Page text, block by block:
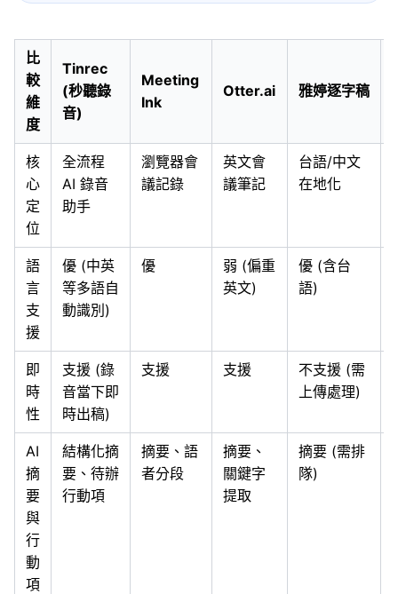
比
較
維
度
Tinrec
(秒聽錄
音)
Meeting
Ink
Otter.ai 雅婷逐字稿
核
心
定
位
全流程
AI 錄音
助手
瀏覽器會
議記錄
英文會
議筆記
台語/中文
在地化
語
言
支
援
優 (中英
等多語自
動識別)
優
弱 (偏重
英文)
優 (含台
語)
即
時
性
支援 (錄
音當下即
時出稿)
支援 支援
不支援 (需
上傳處理)
AI
摘
要
與
行
動
項
結構化摘
要、待辦
行動項
摘要、語
者分段
摘要、
關鍵字
提取
摘要 (需排
隊)